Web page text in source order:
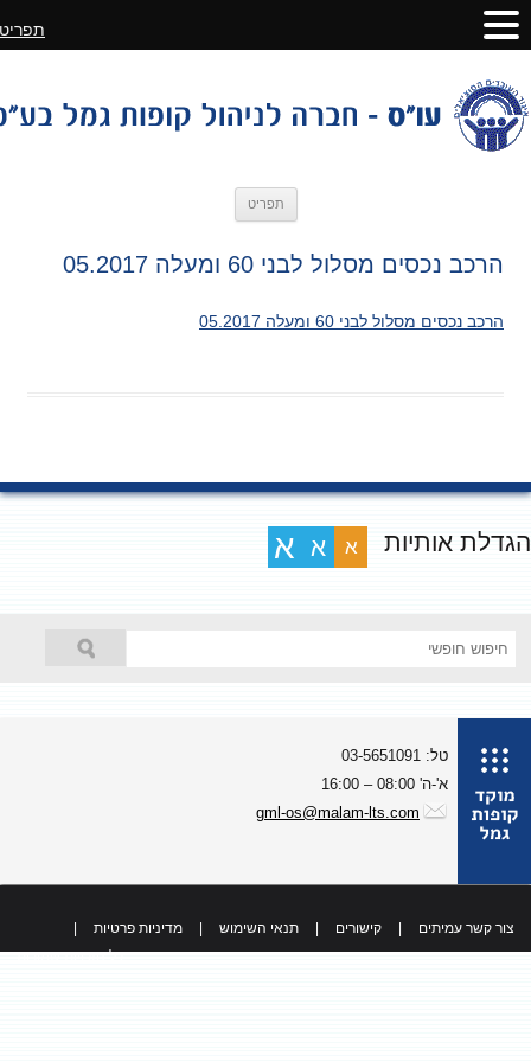
תפריט
הרכב נכסים מסלול לבני 60 ומעלה 05.2017
הרכב נכסים מסלול לבני 60 ומעלה 05.2017
אותיות א א א
טל: 03-5651091
א'-ה' 08:00 – 16:00
gml-os@malam-lts.com
צור קשר עמיתים קישורים תנאי השימוש מדיניות פרטיות
כל הזכויות שמורות
תפריט